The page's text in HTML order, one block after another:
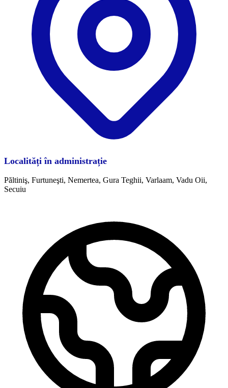
Localități în administrație
Păltiniş, Furtuneşti, Nemertea, Gura Teghii, Varlaam, Vadu Oii,
Secuiu